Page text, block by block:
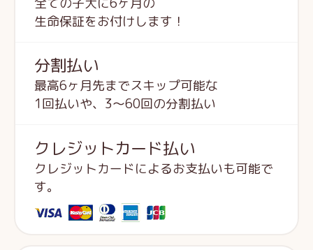
生命保証をお付けします！
分割払い
最高6ヶ月先までスキップ可能な
1回払いや、3～60回の分割払い
クレジットカード払い
クレジットカードによるお支払いも可能で
す。